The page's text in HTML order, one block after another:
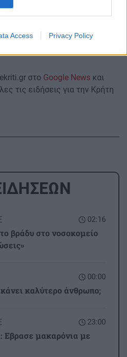
Access Privacy Policy
στο Google News και
τις ειδήσεις για την Κρήτη
02:16
βράδυ στο νοσοκομείο
00:00
καλύτερο άνθρωπο;
23:00
μακαρόνια με